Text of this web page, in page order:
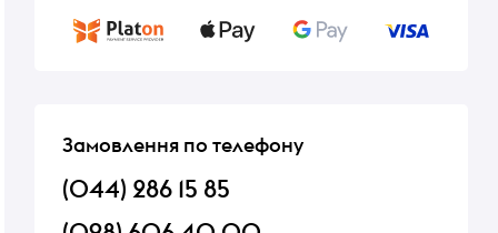
Замовлення по телефону
(044) 286 15 85